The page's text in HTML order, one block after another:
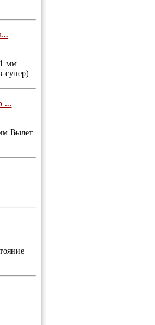
мм
супер)
...
Вылет